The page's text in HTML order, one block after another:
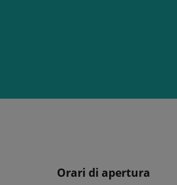
Orari di apertura